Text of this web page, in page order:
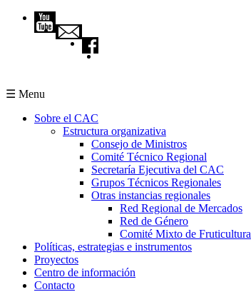
Pasar al contenido principal
☰ Menu
Sobre el CAC
Estructura organizativa
Consejo de Ministros
Comité Técnico Regional
Secretaría Ejecutiva del CAC
Grupos Técnicos Regionales
Otras instancias regionales
Red Regional de Mercados
Red de Género
Comité Mixto de Fruticultura
Políticas, estrategias e instrumentos
Proyectos
Centro de información
Contacto